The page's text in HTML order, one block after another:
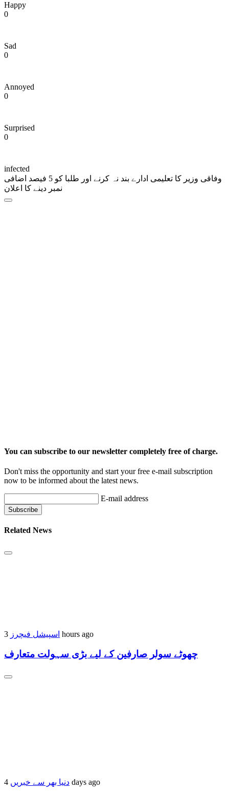
Happy
0
Sad
0
Annoyed
0
Surprised
0
infected
وفاقی وزیر کا تعلیمی ادارے بند نہ کرنے اور طلبا کو 5 فیصد اضافی
نمبر دینے کا اعلان
You can subscribe to our newsletter completely free of charge.
Don't miss the opportunity and start your free e-mail subscription
now to be informed about the latest news.
E-mail address
Related News
اسپیشل فیچرز 3 hours ago
چھوٹے سولر صارفین کے لیے بڑی سہولت متعارف
دنیا بھر سے خبریں 4 days ago